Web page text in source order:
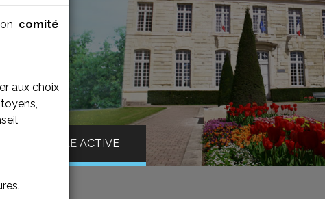
comité
aux choix
VILLE ACTIVE